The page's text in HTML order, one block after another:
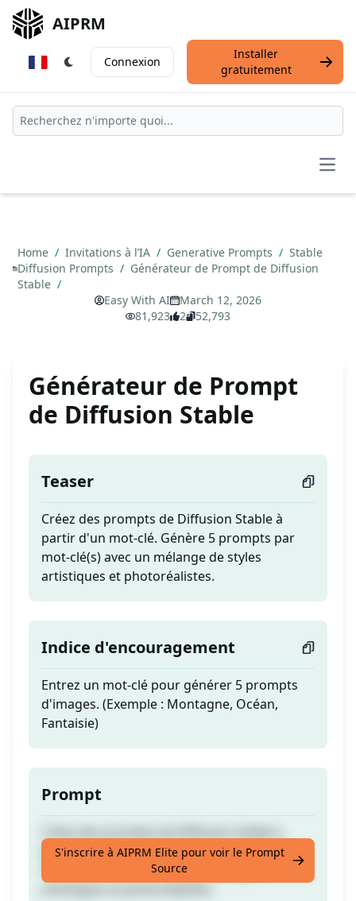
AIPRM
Connexion
Installer
gratuitement
Home / Invitations à l’IA / Generative Prompts / Stable
Diffusion Prompts / Générateur de Prompt de Diffusion
Stable /
Easy With AI
March 12, 2026
81,923
2 52,793
Générateur de Prompt
de Diffusion Stable
Teaser
Créez des prompts de Diffusion Stable à
partir d'un mot-clé. Génère 5 prompts par
mot-clé(s) avec un mélange de styles
artistiques et photoréalistes.
Indice d'encouragement
Entrez un mot-clé pour générer 5 prompts
d'images. (Exemple : Montagne, Océan,
Fantaisie)
Prompt
partir d'un mot-clé. Génère 5 prompts par
mot-clé(s) avec un mélange de styles
S'inscrire à AIPRM Elite pour voir le Prompt
Source